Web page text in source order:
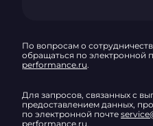
По вопросам о
обращаться по электронной
performance.ru.
Для запросов, связанных с
предоставлением данных,
по электронной почте
performance.ru.